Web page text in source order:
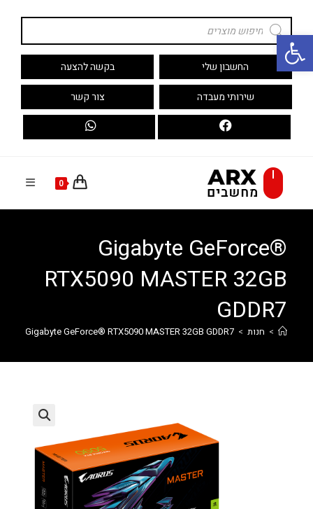
פתח סרגל נגישות
content
Products
search
החשבון שלי בקשה להצעה
שירותי מעבדה צור קשר
0
Gigabyte GeForce®
RTX5090 MASTER 32GB
GDDR7
> חנות >
Gigabyte GeForce® RTX5090 MASTER 32GB GDDR7